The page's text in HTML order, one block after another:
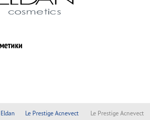
Le Prestige Acnevect
Le Prestige Acnevect